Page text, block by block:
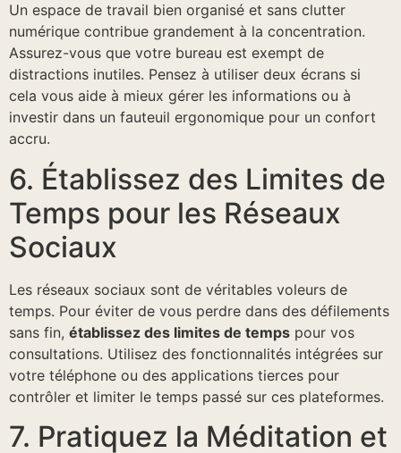
Un espace de travail bien organisé et sans clutter
numérique contribue grandement à la concentration.
Assurez-vous que votre bureau est exempt de
distractions inutiles. Pensez à utiliser deux écrans si
cela vous aide à mieux gérer les informations ou à
investir dans un fauteuil ergonomique pour un confort
accru.
6. Établissez des Limites de
Temps pour les Réseaux
Sociaux
Les réseaux sociaux sont de véritables voleurs de
temps. Pour éviter de vous perdre dans des défilements
sans fin, établissez des limites de temps pour vos
consultations. Utilisez des fonctionnalités intégrées sur
votre téléphone ou des applications tierces pour
contrôler et limiter le temps passé sur ces plateformes.
7. Pratiquez la Méditation et